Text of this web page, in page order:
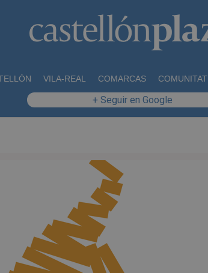
VILA-REAL COMARCAS COMUNITAT
+ Seguir en Google